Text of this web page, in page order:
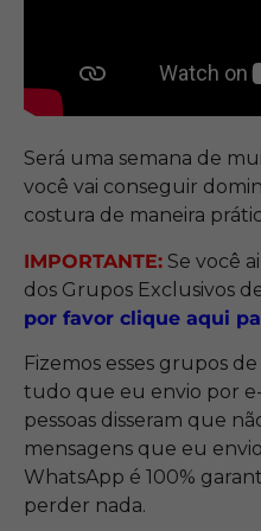
Será uma semana de
você vai conseguir
costura de maneira
IMPORTANTE: Se você
dos Grupos Exclusivos
por favor clique aqui
Fizemos esses grupos
tudo que eu envio por
pessoas disseram que
mensagens que eu
WhatsApp é 100%
perder nada.